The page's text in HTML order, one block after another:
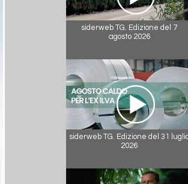
siderweb TG. Edizione del 7
agosto 2026
siderweb TG. Edizione del 31
2026